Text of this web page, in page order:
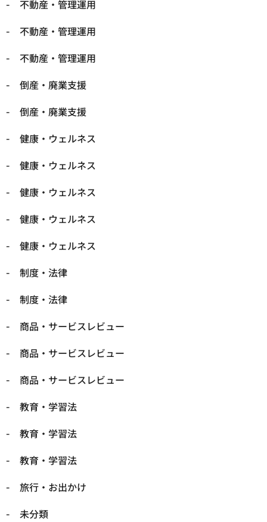
不動産・管理運用
不動産・管理運用
不動産・管理運用
倒産・廃業支援
倒産・廃業支援
健康・ウェルネス
健康・ウェルネス
健康・ウェルネス
健康・ウェルネス
健康・ウェルネス
制度・法律
制度・法律
商品・サービスレビュー
商品・サービスレビュー
商品・サービスレビュー
教育・学習法
教育・学習法
教育・学習法
旅行・お出かけ
未分類